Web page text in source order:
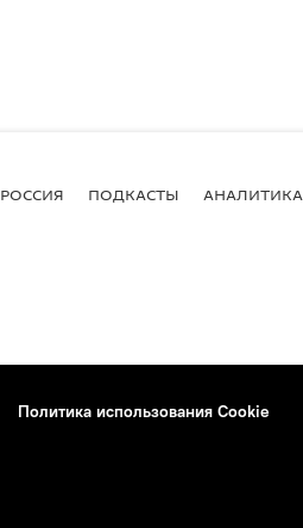
РОССИЯ ПОДКАСТЫ АНАЛИТИКА
Политика использования Cookie